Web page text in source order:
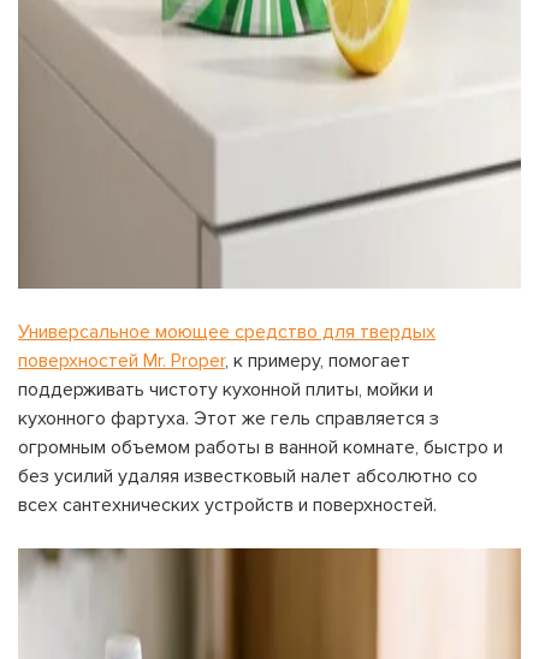
Универсальное моющее средство для твердых
поверхностей Mr. Proper, к примеру, помогает
поддерживать чистоту кухонной плиты, мойки и
кухонного фартуха. Этот же гель справляется з
огромным объемом работы в ванной комнате, быстро и
без усилий удаляя известковый налет абсолютно со
всех сантехнических устройств и поверхностей.